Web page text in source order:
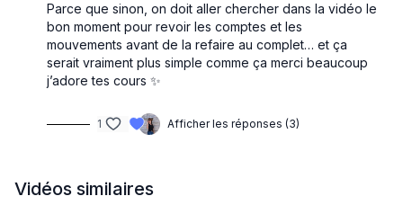
Parce que sinon, on doit aller chercher dans la vidéo le
bon moment pour revoir les comptes et les
mouvements avant de la refaire au complet… et ça
serait vraiment plus simple comme ça merci beaucoup
j’adore tes cours ✨
1 Afficher les réponses (3)
Vidéos similaires